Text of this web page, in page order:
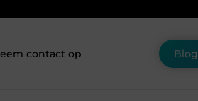
contact op